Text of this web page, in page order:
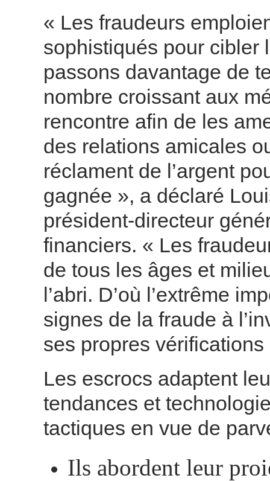
« Les fraudeurs
sophistiqués pour cibler
passons davantage de
nombre croissant aux
rencontre afin de les
des relations amicales
réclament de l’argent
gagnée », a déclaré
président-directeur
financiers. « Les
de tous les âges et
l’abri. D’où l’extrême
signes de la fraude à
ses propres
Les escrocs adaptent
tendances et
tactiques en vue de
Ils abordent leur